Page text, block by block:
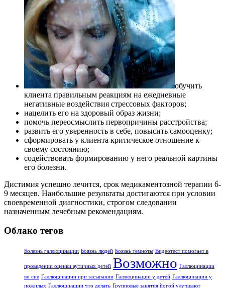
обучить
клиента правильным реакциям на ежедневные
негативные воздействия стрессовых факторов;
нацелить его на здоровый образ жизни;
помочь переосмыслить первопричины расстройства;
развить его уверенность в себе, повысить самооценку;
сформировать у клиента критическое отношение к
своему состоянию;
содействовать формированию у него реальной картины
его болезни.
Дистимия успешно лечится, срок медикаментозной терапии 6-
9 месяцев. Наибольшие результаты достигаются при условии
своевременной диагностики, строгом следовании
назначенным лечебным рекомендациям.
Облако тегов
Болезнь галлюцинации Боязнь людей Боязнь темноты Видеотест помогает в
проведении оценки аутичных детей Возможно Галлюцинации
во сне Галлюцинации при засыпании Галлюцинации у детей Галлюцинации у
пожилых Галлюцинации что делать Групповые занятия йогой улучшают